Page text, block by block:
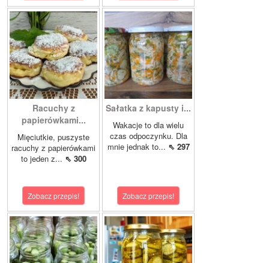
Racuchy z
papierówkami...
Mięciutkie, puszyste
racuchy z papierówkami
to jeden z... ⇖ 300
Zobacz przepis!
Sałatka z kapusty i...
Wakacje to dla wielu
czas odpoczynku. Dla
mnie jednak to... ⇖ 297
Zobacz przepis!